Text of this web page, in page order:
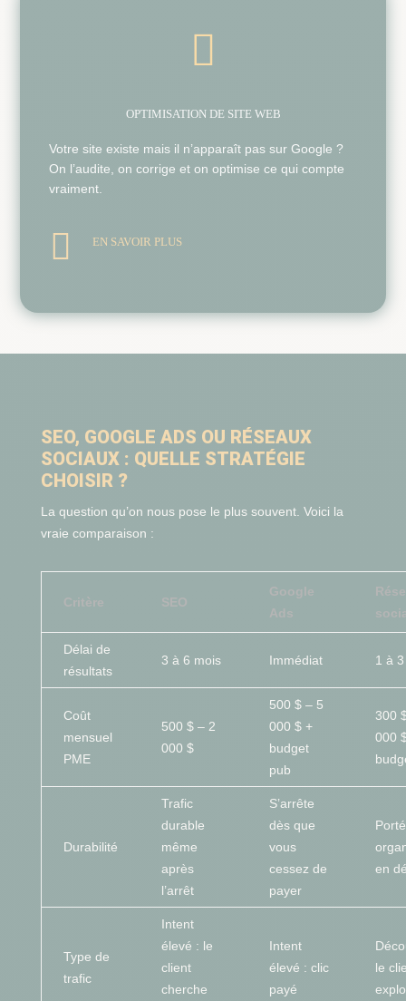

OPTIMISATION DE SITE WEB
Votre site existe mais il n’apparaît pas sur Google ?
On l’audite, on corrige et on optimise ce qui compte
vraiment.
 EN SAVOIR PLUS
SEO, GOOGLE ADS OU RÉSEAUX
SOCIAUX : QUELLE STRATÉGIE
CHOISIR ?
La question qu’on nous pose le plus souvent. Voici la
vraie comparaison :
Critère SEO
Google
Ads
Délai de
résultats
3 à 6 mois Immédiat 1 à
Coût
mensuel
PME
500 $ – 2
000 $
500 $ – 5
000 $ +
budget
pub
300
000
Durabilité
Trafic
durable
même
après
l’arrêt
S’arrête
dès que
vous
cessez de
payer
en
Type de
trafic
Intent
élevé : le
client
cherche
Intent
élevé : clic
payé
le